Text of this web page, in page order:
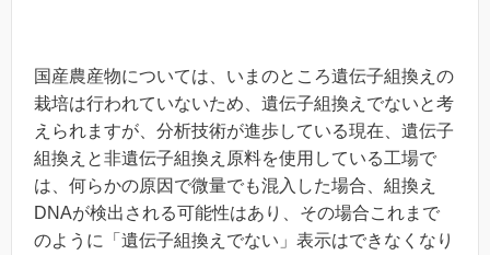
国産農産物については、いまのところ遺伝子組換えの
栽培は行われていないため、遺伝子組換えでないと考
えられますが、分析技術が進歩している現在、遺伝子
組換えと非遺伝子組換え原料を使用している工場で
は、何らかの原因で微量でも混入した場合、組換え
DNAが検出される可能性はあり、その場合これまで
のように「遺伝子組換えでない」表示はできなくなり